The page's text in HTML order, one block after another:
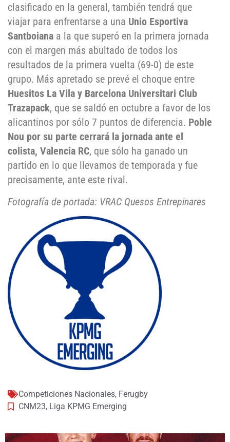
clasificado en la general, también tendrá que
viajar para enfrentarse a una Unio Esportiva
Santboiana a la que superó en la primera jornada
con el margen más abultado de todos los
resultados de la primera vuelta (69-0) de este
grupo. Más apretado se prevé el choque entre
Huesitos La Vila y Barcelona Universitari Club
Trazapack, que se saldó en octubre a favor de los
alicantinos por sólo 7 puntos de diferencia. Poble
Nou por su parte cerrará la jornada ante el
colista, Valencia RC, que sólo ha ganado un
partido en lo que llevamos de temporada y fue
precisamente, ante este rival.
Fotografía de portada: VRAC Quesos Entrepinares
Competiciones Nacionales, Ferugby
CNM23, Liga KPMG Emerging